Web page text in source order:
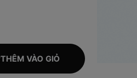
THÊM VÀO GIỎ